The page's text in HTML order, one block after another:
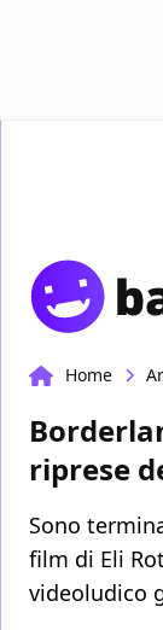
Home
riprese
Sono
film di Eli
videoludico